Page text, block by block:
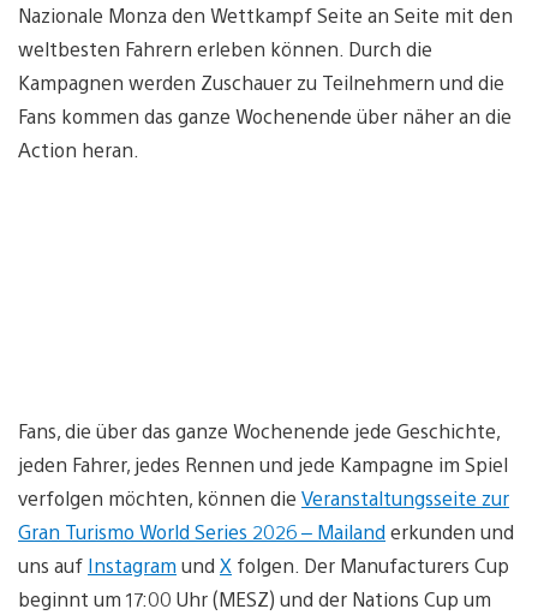
Nazionale Monza den Wettkampf Seite an Seite mit den
weltbesten Fahrern erleben können. Durch die
Kampagnen werden Zuschauer zu Teilnehmern und die
Fans kommen das ganze Wochenende über näher an die
Action heran.
Fans, die über das ganze Wochenende jede Geschichte,
jeden Fahrer, jedes Rennen und jede Kampagne im Spiel
verfolgen möchten, können die Veranstaltungsseite zur
Gran Turismo World Series 2026 – Mailand erkunden und
uns auf Instagram und X folgen. Der Manufacturers Cup
beginnt um 17:00 Uhr (MESZ) und der Nations Cup um